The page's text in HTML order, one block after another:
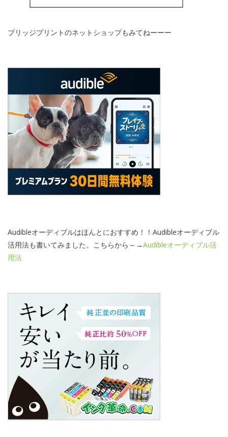
ブリッジプリントのネットショップもみてねーーー
Audibleオーディブルはほんとにおすすめ！！Audibleオーディブル
活用法も書いてみました。こちらから～→Audibleオーディブル活
用法